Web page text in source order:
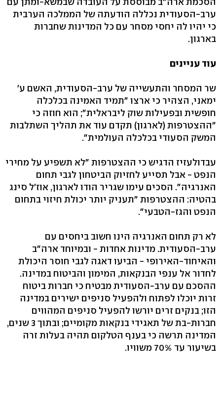
ערב-הסעודית נכללה הודעתה של הממלכה הערבית
כי יהיו לה יחסי מסחר עם כל המדינות שחברות
בארגון.
עוד עניינים
שר המסחר והתעשייה של ערב-הסעודית, האשם ע'
ימאני, הצהיר כי ארצו "תמיד האמינה בכלכלה
חופשית ובפעילות שוק ליבראלית"; הוא חוזה כי
"ההצטרפות (לארגון) תקדם עוד את תהליך השתלבות
המשק הסעודי בכלכלה העולמית".
עבדולעזיז הדגיש כי ההצטרפות "לא תשפיע על מחירי
הנפט - אבל תסייע לחזיוק הביטחון לגבי תחום
האנרגיה". הסכים עימו שגריר הודו לארגון, אוז'ל סינג
בהטיה: ההצטרפות "תעניק יותר יכולת חיזוי בתחום
הנפט והגז-הטבעי".
לא רק תחום האנרגיה הינו חשוב ביחסים עם
ערב-הסעודית. מדינות אחדות - ובמיוחד ארה"ב
והאיחוד-האירופי - הביעו דאגה לגבי חוסר היכולת
לחדור אל ענפי הבנקאות, המימון והביטוח במדינה.
ההסכם עם ערב-הסעודית מבטיח כי חברות ביטוח
זרות יוכלו לפתוח ולהפעיל סניפים ישירים במדינה
הזו; בנקים זרים יורשו להפעיל סניפים המהווים
חברות-בת של תאגידי בנקאות מקומיים; ובתוך 3 שנים,
המדינה תרשה כי בענף הטלקום תהיה בעלות זרה
בשיעור עד 70% משוויו.